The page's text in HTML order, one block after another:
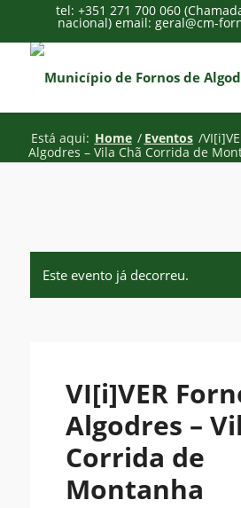
tel: +351 271 700 060
nacional) email: geral@cm-
Está aqui: Home / Eventos /
Algodres – Vila Chã Corrida de
Este evento já decorreu.
VI[i]VER
Algodres –
Corrida de
Montanha